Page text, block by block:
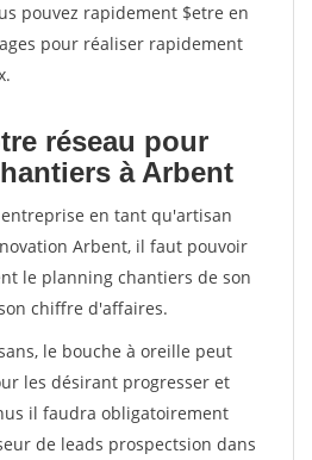
pouvez rapidement $etre en
pour réaliser rapidement
réseau pour
à Arbent
en tant qu'artisan
Arbent, il faut pouvoir
le planning chantiers de son
chiffre d'affaires.
le bouche à oreille peut
les désirant progresser et
il faudra obligatoirement
de leads prospectsion dans